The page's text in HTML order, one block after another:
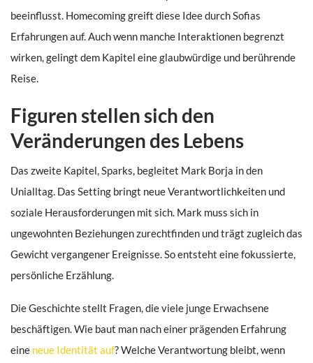
beeinflusst. Homecoming greift diese Idee durch Sofias
Erfahrungen auf. Auch wenn manche Interaktionen begrenzt
wirken, gelingt dem Kapitel eine glaubwürdige und berührende
Reise.
Figuren stellen sich den
Veränderungen des Lebens
Das zweite Kapitel, Sparks, begleitet Mark Borja in den
Unialltag. Das Setting bringt neue Verantwortlichkeiten und
soziale Herausforderungen mit sich. Mark muss sich in
ungewohnten Beziehungen zurechtfinden und trägt zugleich das
Gewicht vergangener Ereignisse. So entsteht eine fokussierte,
persönliche Erzählung.
Die Geschichte stellt Fragen, die viele junge Erwachsene
beschäftigen. Wie baut man nach einer prägenden Erfahrung
eine neue Identität auf? Welche Verantwortung bleibt, wenn